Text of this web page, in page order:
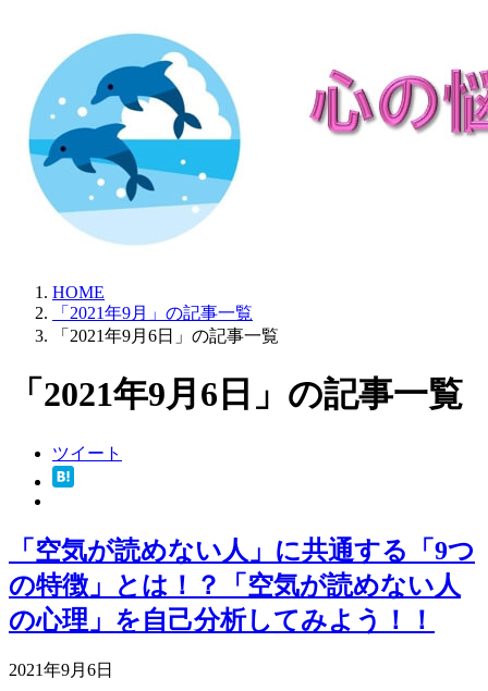
HOME
「2021年9月」の記事一覧
「2021年9月6日」の記事一覧
「2021年9月6日」の記事一覧
ツイート
「空気が読めない人」に共通する「9つ
の特徴」とは！？「空気が読めない人
の心理」を自己分析してみよう！！
2021年9月6日